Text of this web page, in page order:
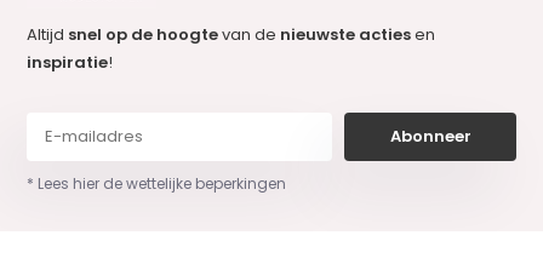
Altijd snel op de hoogtevan de nieuwste actiesen
inspiratie!
Abonneer
* Lees hier de wettelijke beperkingen